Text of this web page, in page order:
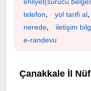
telefon, yol tarifi al,
nerede, iletişim
e-randevu
Çanakkale İl